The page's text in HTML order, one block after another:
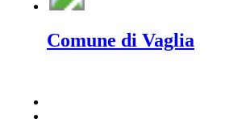
Comune di Vaglia